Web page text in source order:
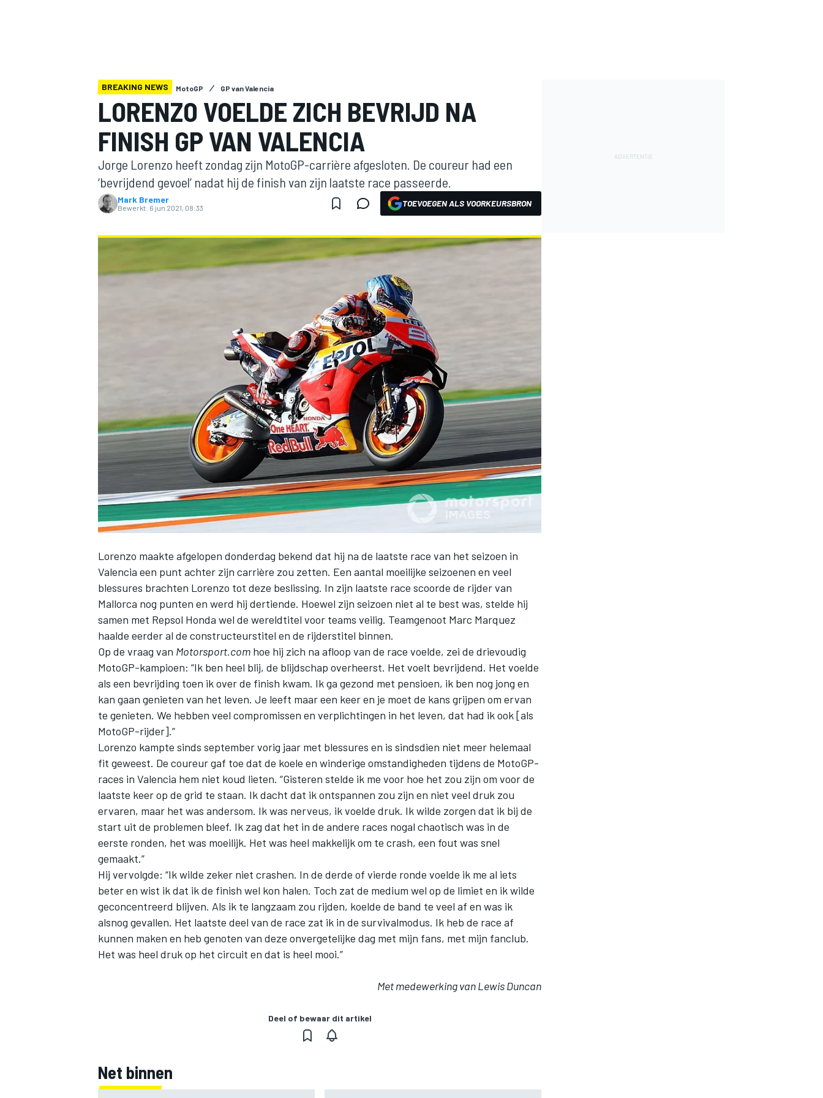
MOTOGP
WEC DTM
BREAKING NEWS MotoGP GP van Valencia
LORENZO VOELDE ZICH BEVRIJD NA
FINISH GP VAN VALENCIA
Jorge Lorenzo heeft zondag zijn MotoGP-carrière afgesloten. De coureur had een
‘bevrijdend gevoel’ nadat hij de finish van zijn laatste race passeerde.
Mark Bremer
Bewerkt: 6 jun 2021, 08:33 TOEVOEGEN ALS VOORKEURSBRON
Lorenzo maakte afgelopen donderdag bekend dat hij na de laatste race van het seizoen in
Valencia een punt achter zijn carrière zou zetten. Een aantal moeilijke seizoenen en veel
blessures brachten Lorenzo tot deze beslissing. In zijn laatste race scoorde de rijder van
Mallorca nog punten en werd hij dertiende. Hoewel zijn seizoen niet al te best was, stelde hij
samen met Repsol Honda wel de wereldtitel voor teams veilig. Teamgenoot Marc Marquez
haalde eerder al de constructeurstitel en de rijderstitel binnen.
Op de vraag van Motorsport.com hoe hij zich na afloop van de race voelde, zei de drievoudig
MotoGP-kampioen: “Ik ben heel blij, de blijdschap overheerst. Het voelt bevrijdend. Het voelde
als een bevrijding toen ik over de finish kwam. Ik ga gezond met pensioen, ik ben nog jong en
kan gaan genieten van het leven. Je leeft maar een keer en je moet de kans grijpen om ervan
te genieten. We hebben veel compromissen en verplichtingen in het leven, dat had ik ook [als
MotoGP-rijder].”
Lorenzo kampte sinds september vorig jaar met blessures en is sindsdien niet meer helemaal
fit geweest. De coureur gaf toe dat de koele en winderige omstandigheden tijdens de MotoGP-
races in Valencia hem niet koud lieten. “Gisteren stelde ik me voor hoe het zou zijn om voor de
laatste keer op de grid te staan. Ik dacht dat ik ontspannen zou zijn en niet veel druk zou
ervaren, maar het was andersom. Ik was nerveus, ik voelde druk. Ik wilde zorgen dat ik bij de
start uit de problemen bleef. Ik zag dat het in de andere races nogal chaotisch was in de
eerste ronden, het was moeilijk. Het was heel makkelijk om te crash, een fout was snel
gemaakt.”
Hij vervolgde: “Ik wilde zeker niet crashen. In de derde of vierde ronde voelde ik me al iets
beter en wist ik dat ik de finish wel kon halen. Toch zat de medium wel op de limiet en ik wilde
geconcentreerd blijven. Als ik te langzaam zou rijden, koelde de band te veel af en was ik
alsnog gevallen. Het laatste deel van de race zat ik in de survivalmodus. Ik heb de race af
kunnen maken en heb genoten van deze onvergetelijke dag met mijn fans, met mijn fanclub.
Het was heel druk op het circuit en dat is heel mooi.”
Met medewerking van Lewis Duncan
Deel of bewaar dit artikel
Net binnen